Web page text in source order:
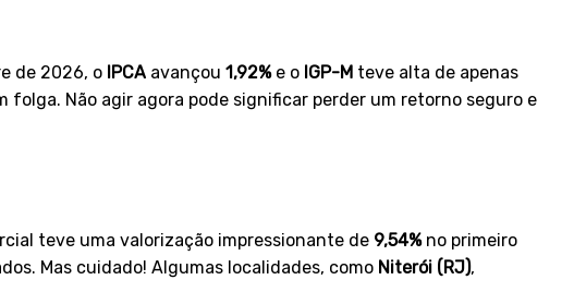
de 2026, o IPCA avançou 1,92%e o IGP-M teve alta de apenas
Não agir agora pode significar perder um retorno seguro e
teve uma valorização impressionante de 9,54%no primeiro
Mas cuidado! Algumas localidades, como Niterói (RJ),